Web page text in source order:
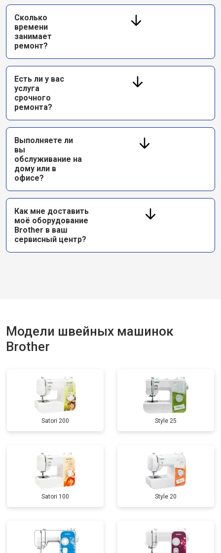
Сколько
времени
занимает
ремонт?
Есть ли у вас
услуга
срочного
ремонта?
Выполняете ли
вы
обслуживание на
дому или в
офисе?
Как мне доставить
моё оборудование
Brother в ваш
сервисный центр?
Модели швейных машинок
Brother
Satori 200 Style 25
Satori 100 Style 20